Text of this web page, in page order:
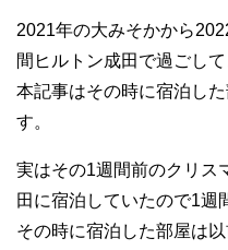
2021年の大みそかから
間ヒルトン成田で過ごして
本記事はその時に宿泊し
す。
実はその1週間前のクリス
田に宿泊していたので1週
その時に宿泊した部屋は